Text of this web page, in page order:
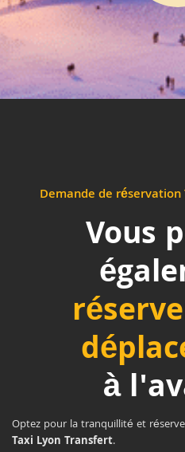
Demande de
Vous
à
Optez pour la tranquillité et
Taxi Lyon Transfert.